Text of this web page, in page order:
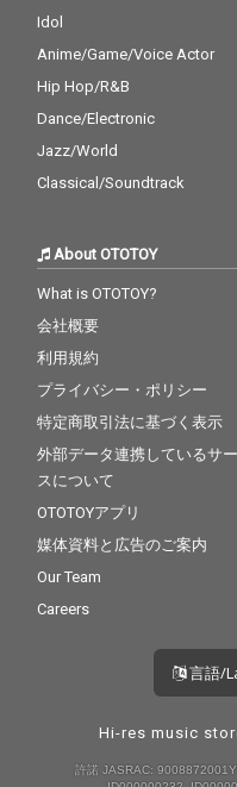
Idol
Anime/Game/Voice Actor
Hip Hop/R&B
Dance/Electronic
Jazz/World
Classical/Soundtrack
About OTOTOY
What is OTOTOY?
会社概要
利用規約
プライバシー・ポリシー
特定商取引法に基づく表示
外部データ連携しているサ
スについて
OTOTOYアプリ
媒体資料と広告のご案内
Our Team
Careers
言語/
Hi-res music
許諾 JASRAC: